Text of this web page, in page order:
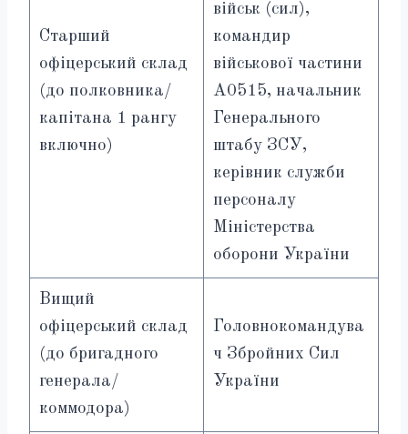
Старший
офіцерський склад
(до полковника/
капітана 1 рангу
включно)
військ (сил),
командир
військової частини
А0515, начальник
Генерального
штабу ЗСУ,
керівник служби
персоналу
Міністерства
оборони України
Вищий
офіцерський склад
(до бригадного
генерала/
коммодора)
Головнокомандува
ч Збройних Сил
України